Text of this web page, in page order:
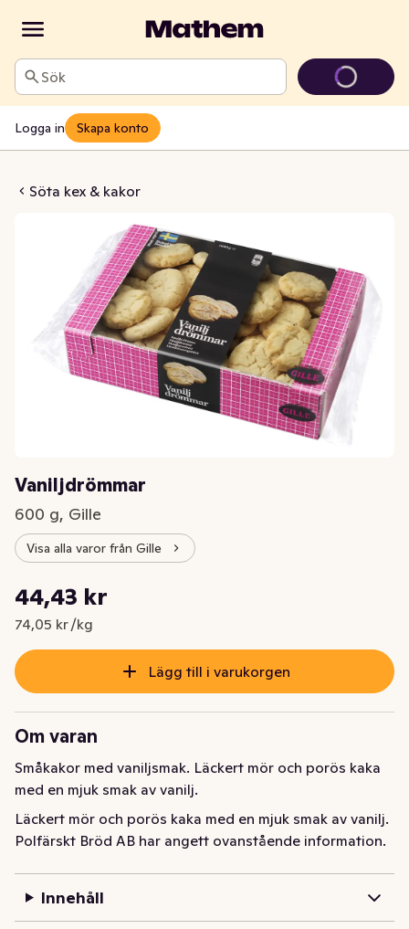
Sök
Logga in Skapa konto
Söta kex & kakor
Vaniljdrömmar
600 g, Gille
Visa alla varor från Gille
Nuvarande pris är: 44,43 kr
44,43 kr
74,05 kr /kg
Styckpris: 74,05 kr /kg
Lägg till i varukorgen
Om varan
Småkakor med vaniljsmak. Läckert mör och porös kaka
med en mjuk smak av vanilj.
Läckert mör och porös kaka med en mjuk smak av vanilj.
Polfärskt Bröd AB har angett ovanstående information.
Innehåll